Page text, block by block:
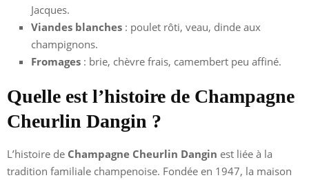
Jacques.
Viandes blanches : poulet rôti, veau, dinde aux
champignons.
Fromages : brie, chèvre frais, camembert peu affiné.
Quelle est l’histoire de Champagne
Cheurlin Dangin ?
L’histoire de Champagne Cheurlin Dangin est liée à la
tradition familiale champenoise. Fondée en 1947, la maison